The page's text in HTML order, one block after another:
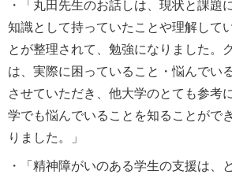
・「丸田先生のお話しは、現状と課題
知識として持っていたことや理解して
とが整理されて、勉強になりました。
は、実際に困っていること・悩んでい
させていただき、他大学のとても参考
学でも悩んでいることを知ることがで
りました。」
・「精神障がいのある学生の支援は、